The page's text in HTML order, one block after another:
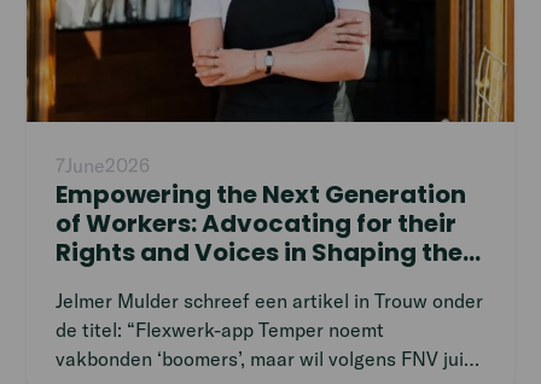
7June2026
Empowering the Next Generation
of Workers: Advocating for their
Rights and Voices in Shaping the
Jelmer Mulder schreef een artikel in Trouw onder
de titel: “Flexwerk-app Temper noemt
vakbonden ‘boomers’, maar wil volgens FNV juist